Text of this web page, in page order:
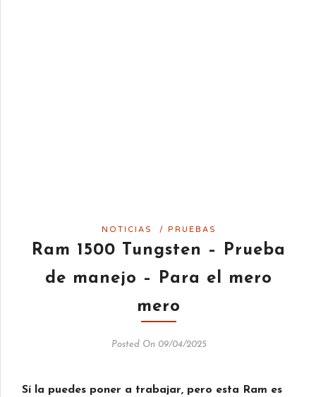
NOTICIAS / PRUEBAS
Ram 1500 Tungsten – Prueba
de manejo – Para el mero
mero
Posted On 09/04/2025
Sí la puedes poner a trabajar, pero esta Ram es